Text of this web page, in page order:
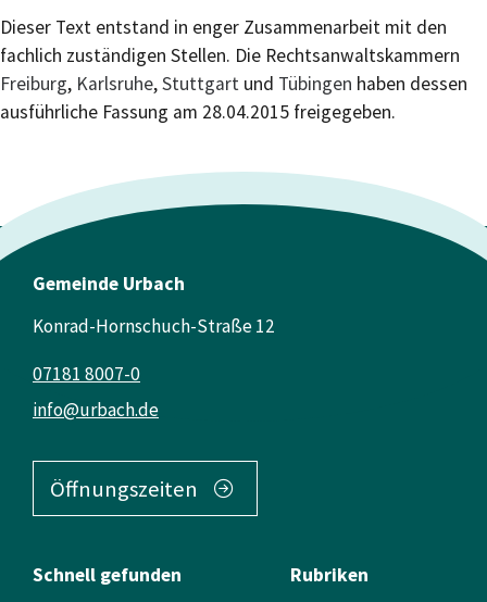
Dieser Text entstand in enger Zusammenarbeit mit den
fachlich zuständigen Stellen. Die Rechtsanwaltskammern
Freiburg, Karlsruhe,Stuttgart und Tübingen haben dessen
ausführliche Fassung am 28.04.2015 freigegeben.
Gemeinde Urbach
Konrad-Hornschuch-Straße 12
info@urbach.de
07181 8007-0
Öffnungszeiten
Schnell gefunden Rubriken